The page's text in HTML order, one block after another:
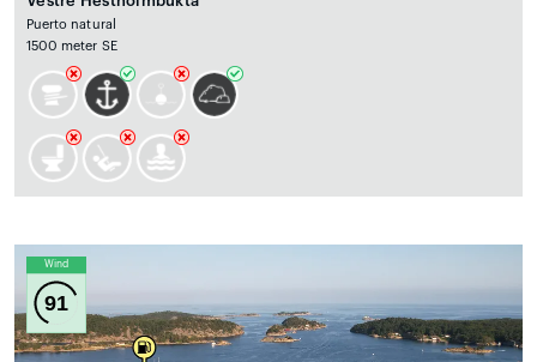
Puerto natural
1500 meter SE
Wind
91